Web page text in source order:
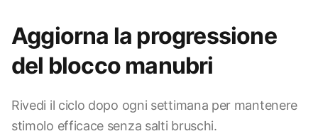
Aggiorna la progressione
del blocco manubri
Rivedi il ciclo dopo ogni settimana per mantenere
stimolo efficace senza salti bruschi.